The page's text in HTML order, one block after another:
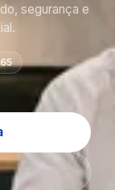
segurança e